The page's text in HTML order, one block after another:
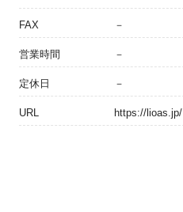
FAX －
営業時間 －
定休日 －
URL https://lioas.jp/